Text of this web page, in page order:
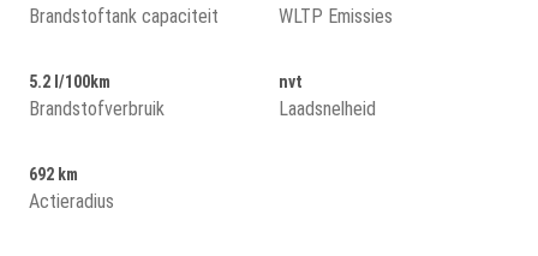
Brandstoftank capaciteit WLTP Emissies
5.2 l/100km
Brandstofverbruik
nvt
Laadsnelheid
692 km
Actieradius